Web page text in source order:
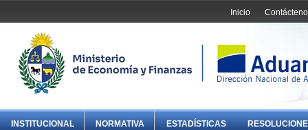
Inicio
INSTITUCIONAL NORMATIVA ESTADÍSTICAS